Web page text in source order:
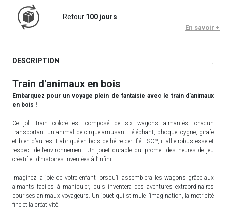
Retour 100 jours
En savoir +
DESCRIPTION -
Train d'animaux en bois
Embarquez pour un voyage plein de fantaisie avec le train d’animaux
en bois !
Ce joli train coloré est composé de six wagons aimantés, chacun
transportant un animal de cirque amusant : éléphant, phoque, cygne, girafe
et bien d’autres. Fabriqué en bois de hêtre certifié FSC™, il allie robustesse et
respect de l’environnement. Un jouet durable qui promet des heures de jeu
créatif et d’histoires inventées à l’infini.
Imaginez la joie de votre enfant lorsqu’il assemblera les wagons grâce aux
aimants faciles à manipuler, puis inventera des aventures extraordinaires
pour ses animaux voyageurs. Un jouet qui stimule l’imagination, la motricité
fine et la créativité.